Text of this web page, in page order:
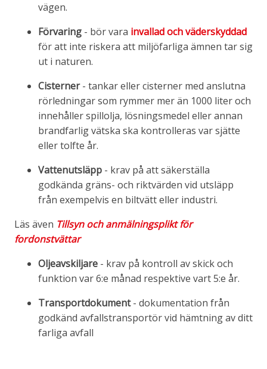
vägen.
Förvaring - bör vara invallad och väderskyddad
för att inte riskera att miljöfarliga ämnen tar sig
ut i naturen.
Cisterner- tankar eller cisterner med anslutna
rörledningar som rymmer mer än 1000 liter och
innehåller spillolja, lösningsmedel eller annan
brandfarlig vätska ska kontrolleras var sjätte
eller tolfte år.
Vattenutsläpp - krav på att säkerställa
godkända gräns- och riktvärden vid utsläpp
från exempelvis en biltvätt eller industri.
Läs även Tillsyn och anmälningsplikt för
fordonstvättar
Oljeavskiljare - krav på kontroll av skick och
funktion var 6:e månad respektive vart 5:e år.
Transportdokument- dokumentation från
godkänd avfallstransportör vid hämtning av ditt
farliga avfall